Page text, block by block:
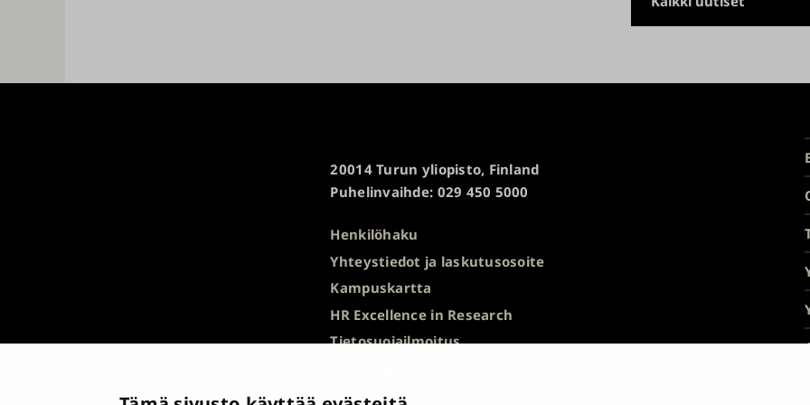
20014 Turun yliopisto, Finland
Puhelinvaihde: 029 450 5000
Henkilöhaku
Yhteystiedot ja laskutusosoite
Kampuskartta
HR Excellence in Research
Tietosuojailmoitus